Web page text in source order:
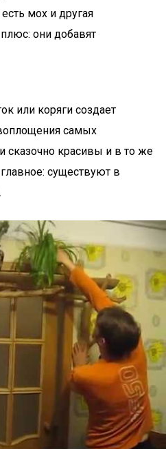
мох и другая
плюс: они добавят
или коряги создает
самых
красивы и в то же
существуют в